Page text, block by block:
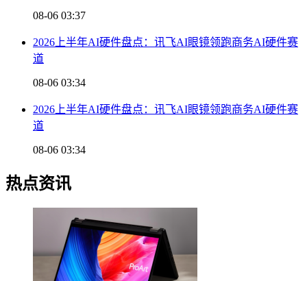
08-06 03:37
2026上半年AI硬件盘点：讯飞AI眼镜领跑商务AI硬件赛
道
08-06 03:34
2026上半年AI硬件盘点：讯飞AI眼镜领跑商务AI硬件赛
道
08-06 03:34
热点资讯